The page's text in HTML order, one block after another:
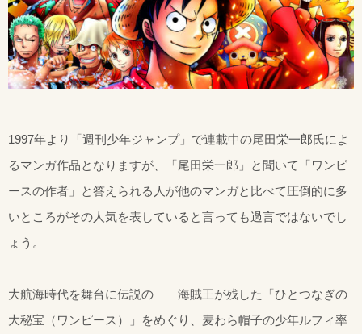
1997年より「週刊少年ジャンプ」で連載中の尾田栄一郎氏によ
るマンガ作品となりますが、「尾田栄一郎」と聞いて「ワンピ
ースの作者」と答えられる人が他のマンガと比べて圧倒的に多
いところがその人気を表していると言っても過言ではないでし
ょう。
大航海時代を舞台に伝説の 海賊王が残した「ひとつなぎの
大秘宝（ワンピース）」をめぐり、麦わら帽子の少年ルフィ率